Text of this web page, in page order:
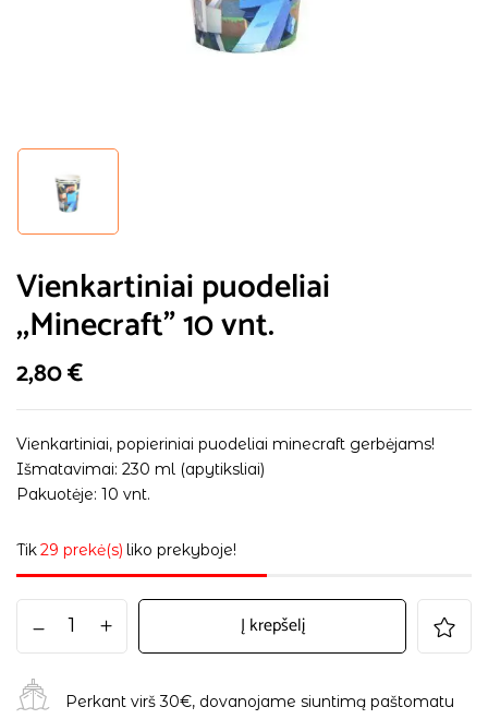
Vienkartiniai puodeliai
,,Minecraft” 10 vnt.
2,80€
Vienkartiniai, popieriniai puodeliai minecraft gerbėjams!
Išmatavimai: 230 ml (apytiksliai)
Pakuotėje: 10 vnt.
Tik29 prekė(s) liko prekyboje!
Į krepšelį
Perkant virš 30€, dovanojame siuntimą paštomatu